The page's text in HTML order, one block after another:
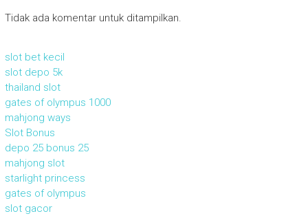
Tidak ada komentar untuk ditampilkan.
slot bet kecil
slot depo 5k
thailand slot
gates of olympus 1000
mahjong ways
Slot Bonus
depo 25 bonus 25
mahjong slot
starlight princess
gates of olympus
slot gacor